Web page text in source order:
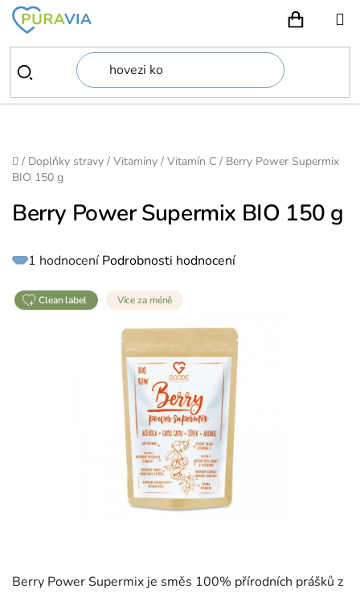
Přejít
obsah
Domů
/ Doplňky stravy / Vitamíny / Vitamín C / Berry Power Supermix
BIO 150 g
Berry Power Supermix je směs 100% přírodních prášků z
Berry Power Supermix BIO 150 g
Průměrné
hodnocení
5,0
z
5
1 hodnocení Podrobnosti hodnocení
clean label Více za méně